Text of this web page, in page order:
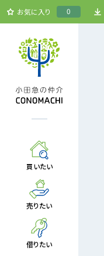
お気に入り 0
買いたい
売りたい
借りたい